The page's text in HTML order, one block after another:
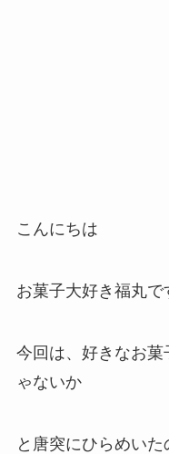
こんにちは
お菓子大好き福丸で
今回は、好きなお
ゃないか
と唐突にひらめいた